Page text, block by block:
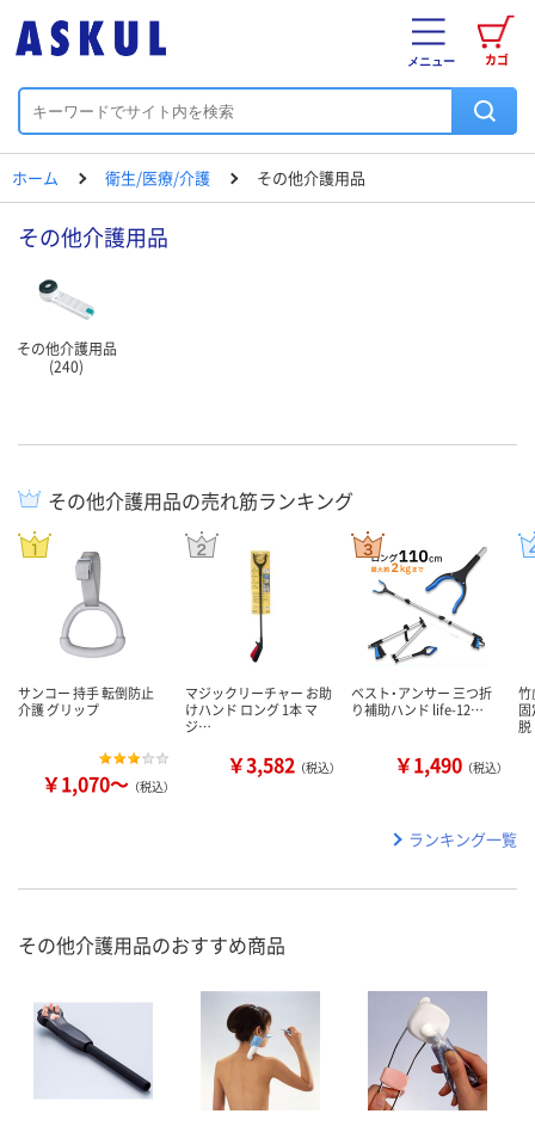
カゴ
メニュー
ホーム 衛生/医療/介護 その他介護用品
その他介護用品
その他介護用品
(240)
その他介護用品の売れ筋ランキング
サンコー 持手 転倒防止
介護 グリップ
￥1,070～ （税込）
マジックリーチャー お助
けハンド ロング 1本 マ
ジ…
￥3,582 （税込）
ベスト・アンサー 三つ折
り補助ハンド life-12…
￥1,490 （税込）
竹
脱
ランキング一覧
その他介護用品のおすすめ商品